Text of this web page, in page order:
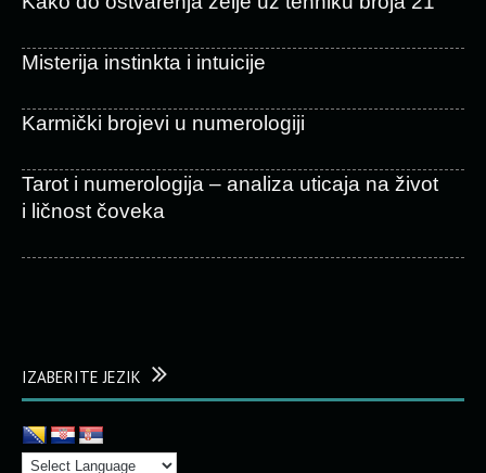
Misterija instinkta i intuicije
Karmički brojevi u numerologiji
Tarot i numerologija – analiza uticaja na život
i ličnost čoveka
IZABERITE JEZIK